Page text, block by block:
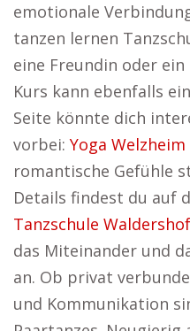
emotionale
tanzen lernen
eine Freundin oder
Kurs kann ebenfalls
Seite könnte dich
vorbei: Yoga Welzheim
romantische Gefühle
Details findest du auf
Tanzschule Waldershof
das Miteinander und
an. Ob privat
und Kommunikation